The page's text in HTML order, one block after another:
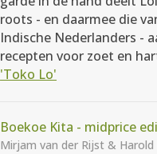
roots - en daarmee die
Indische Nederlanders -
recepten voor zoet en
'Toko Lo'
Boekoe Kita - midprice
Mirjam van der Rijst & Harold